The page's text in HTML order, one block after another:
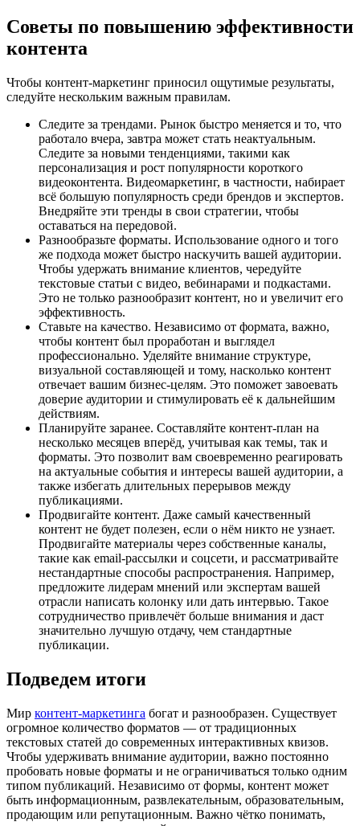
Советы по повышению эффективности
контента
Чтобы контент-маркетинг приносил ощутимые результаты,
следуйте нескольким важным правилам.
Следите за трендами. Рынок быстро меняется и то, что
работало вчера, завтра может стать неактуальным.
Следите за новыми тенденциями, такими как
персонализация и рост популярности короткого
видеоконтента. Видеомаркетинг, в частности, набирает
всё большую популярность среди брендов и экспертов.
Внедряйте эти тренды в свои стратегии, чтобы
оставаться на передовой.
Разнообразьте форматы. Использование одного и того
же подхода может быстро наскучить вашей аудитории.
Чтобы удержать внимание клиентов, чередуйте
текстовые статьи с видео, вебинарами и подкастами.
Это не только разнообразит контент, но и увеличит его
эффективность.
Ставьте на качество. Независимо от формата, важно,
чтобы контент был проработан и выглядел
профессионально. Уделяйте внимание структуре,
визуальной составляющей и тому, насколько контент
отвечает вашим бизнес-целям. Это поможет завоевать
доверие аудитории и стимулировать её к дальнейшим
действиям.
Планируйте заранее. Составляйте контент-план на
несколько месяцев вперёд, учитывая как темы, так и
форматы. Это позволит вам своевременно реагировать
на актуальные события и интересы вашей аудитории, а
также избегать длительных перерывов между
публикациями.
Продвигайте контент. Даже самый качественный
контент не будет полезен, если о нём никто не узнает.
Продвигайте материалы через собственные каналы,
такие как email-рассылки и соцсети, и рассматривайте
нестандартные способы распространения. Например,
предложите лидерам мнений или экспертам вашей
отрасли написать колонку или дать интервью. Такое
сотрудничество привлечёт больше внимания и даст
значительно лучшую отдачу, чем стандартные
публикации.
Подведем итоги
Мир контент-маркетинга богат и разнообразен. Существует
огромное количество форматов — от традиционных
текстовых статей до современных интерактивных квизов.
Чтобы удерживать внимание аудитории, важно постоянно
пробовать новые форматы и не ограничиваться только одним
типом публикаций. Независимо от формы, контент может
быть информационным, развлекательным, образовательным,
продающим или репутационным. Важно чётко понимать,